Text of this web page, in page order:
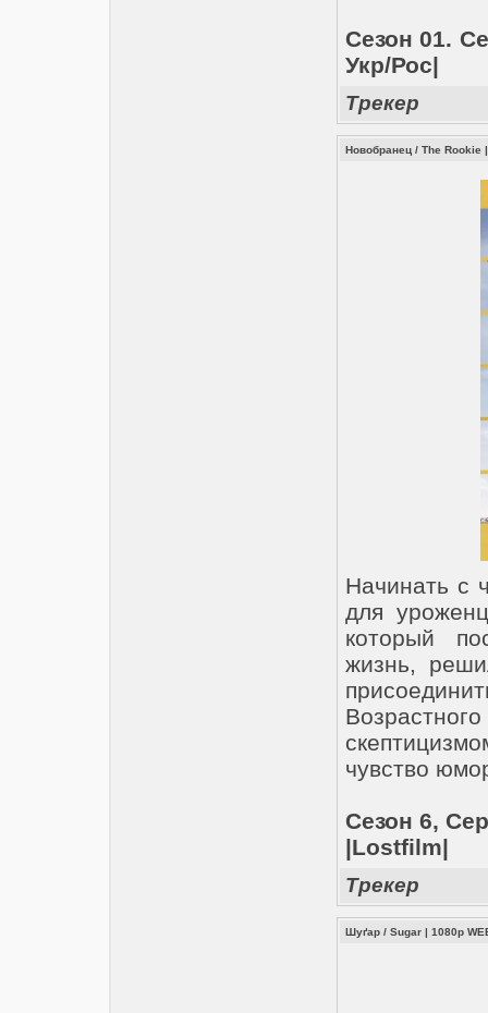
Сезон 01.
Укр/Рос|
Трекер
Новобранец / The Rookie
Начинать с
для
который
жизнь,
чувство
Сезон 6,
|Lostfilm|
Трекер
Шуґар / Sugar | 1080p